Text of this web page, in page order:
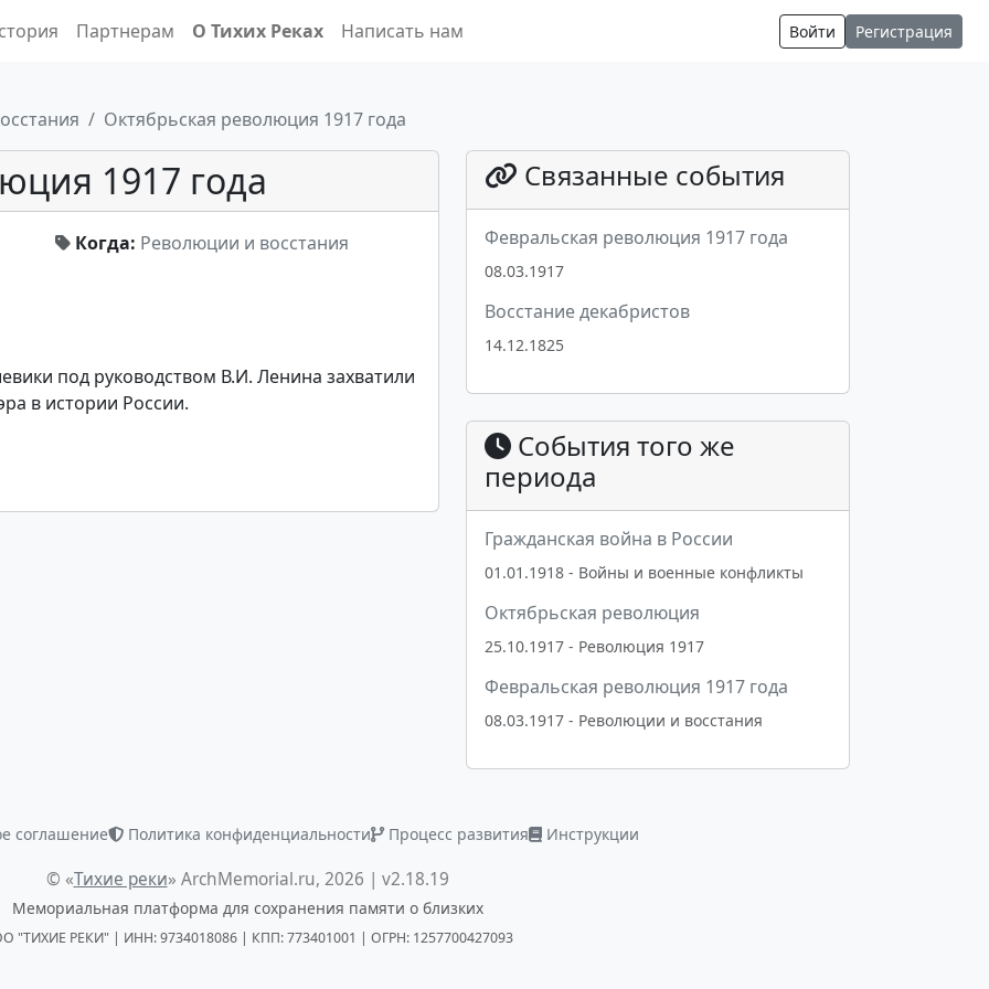
Партнерам О Тихих Реках Написать нам Войти Регистрация
Октябрьская революция 1917 года
1917 года
Когда: Революции и восстания
под руководством В.И. Ленина захватили
в истории России.
Связанные события
Февральская революция 1917 года
08.03.1917
Восстание декабристов
14.12.1825
События того же
периода
Гражданская война в России
01.01.1918 - Войны и военные конфликты
Октябрьская революция
25.10.1917 - Революция 1917
Февральская революция 1917 года
08.03.1917 - Революции и восстания
соглашение Политика конфиденциальности Процесс развития Инструкции
© «Тихие реки» ArchMemorial.ru, 2026 | v2.18.19
Мемориальная платформа для сохранения памяти о близких
"ТИХИЕ РЕКИ" | ИНН: 9734018086 | КПП: 773401001 | ОГРН: 1257700427093